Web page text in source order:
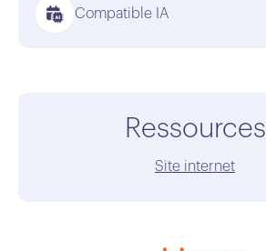
Compatible IA
Ressources
Site internet